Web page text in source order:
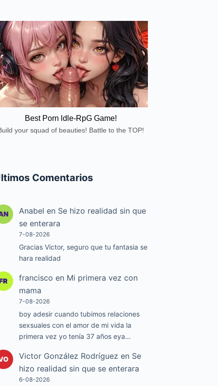
Best Porn ldle-RpG Game!
your squad of beauties! Battle to the TOP!
Comentarios
Anabel en Se hizo realidad sin que
se enterara
7-08-2026
Gracias Victor, seguro que tu fantasia se
hara realidad
francisco en Mi primera vez con
mama
7-08-2026
boy adesir cuando tubimos relaciones
sexsuales con el amor de mi vida la
primera vez yo tenía 37 años eya…
Victor González Rodríguez en Se
hizo realidad sin que se enterara
6-08-2026